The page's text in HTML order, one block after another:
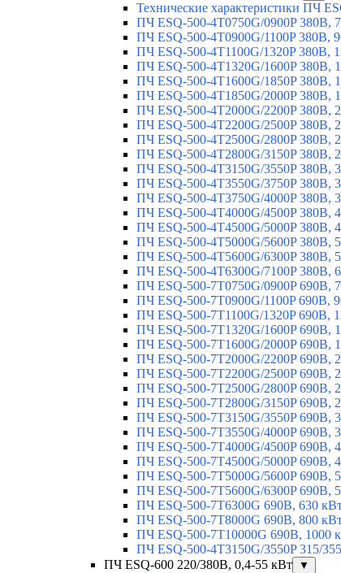
Технические характеристики ПЧ
ПЧ ESQ-500-4T0750G/0900P 380В,
ПЧ ESQ-500-4T0900G/1100P 380В,
ПЧ ESQ-500-4T1100G/1320P 380В,
ПЧ ESQ-500-4T1320G/1600P 380В,
ПЧ ESQ-500-4T1600G/1850P 380В,
ПЧ ESQ-500-4T1850G/2000P 380В,
ПЧ ESQ-500-4T2000G/2200P 380В,
ПЧ ESQ-500-4T2200G/2500P 380В,
ПЧ ESQ-500-4T2500G/2800P 380В,
ПЧ ESQ-500-4T2800G/3150P 380В,
ПЧ ESQ-500-4T3150G/3550P 380В,
ПЧ ESQ-500-4T3550G/3750P 380В,
ПЧ ESQ-500-4T3750G/4000P 380В,
ПЧ ESQ-500-4T4000G/4500P 380В,
ПЧ ESQ-500-4T4500G/5000P 380В,
ПЧ ESQ-500-4T5000G/5600P 380В,
ПЧ ESQ-500-4T5600G/6300P 380В,
ПЧ ESQ-500-4T6300G/7100P 380В,
ПЧ ESQ-500-7T0750G/0900P 690В,
ПЧ ESQ-500-7T0900G/1100P 690В,
ПЧ ESQ-500-7T1100G/1320P 690В,
ПЧ ESQ-500-7T1320G/1600P 690В,
ПЧ ESQ-500-7T1600G/2000P 690В,
ПЧ ESQ-500-7T2000G/2200P 690В,
ПЧ ESQ-500-7T2200G/2500P 690В,
ПЧ ESQ-500-7T2500G/2800P 690В,
ПЧ ESQ-500-7T2800G/3150P 690В,
ПЧ ESQ-500-7T3150G/3550P 690В,
ПЧ ESQ-500-7T3550G/4000P 690В,
ПЧ ESQ-500-7T4000G/4500P 690В,
ПЧ ESQ-500-7T4500G/5000P 690В,
ПЧ ESQ-500-7T5000G/5600P 690В,
ПЧ ESQ-500-7T5600G/6300P 690В,
ПЧ ESQ-500-7T6300G 690В, 630
ПЧ ESQ-500-7T8000G 690В, 800
ПЧ ESQ-500-7T10000G 690В, 1000
ПЧ ESQ-500-4T3150G/3550P 315/
ПЧ ESQ-600 220/380В, 0,4-55 кВт
▼